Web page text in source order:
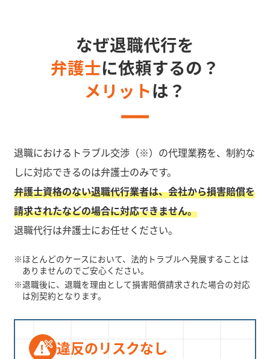
なぜ退職代行を
弁護士に依頼するの？
メリットは？
退職におけるトラブル交渉（※）の代理業務を、制約な
しに対応できるのは弁護士のみです。
弁護士資格のない退職代行業者は、会社から損害賠償を
請求されたなどの場合に対応できません。
退職代行は弁護士にお任せください。
※ほとんどのケースにおいて、法的トラブルへ発展することは
ありませんのでご安心ください。
※退職後に、退職を理由として損害賠償請求された場合の対応
は別契約となります。
違反のリスクなし